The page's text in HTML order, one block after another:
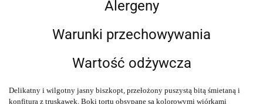
Alergeny
Warunki przechowywania
Wartość odżywcza
Delikatny i wilgotny jasny biszkopt, przełożony puszystą bitą śmietaną i
konfiturą z truskawek. Boki tortu obsypane są kolorowymi wiórkami